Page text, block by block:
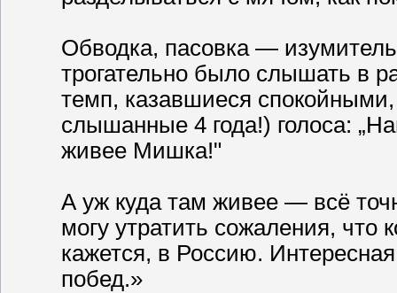
Обводка, пасовка —
трогательно было слышать в
темп, казавшиеся
слышанные 4 года!) голоса:
живее Мишка!"
А уж куда там живее — всё
могу утратить сожаления, что
кажется, в Россию.
побед.»